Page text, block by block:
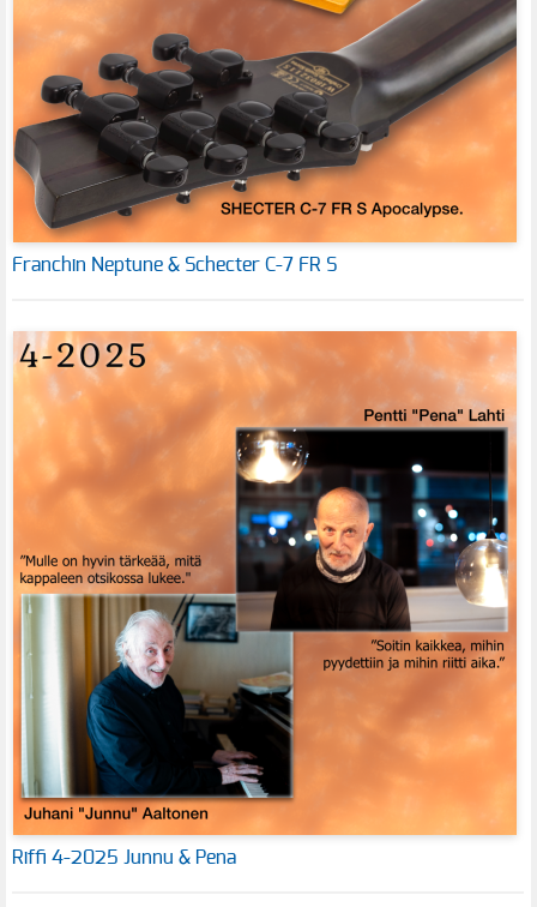
Franchin Neptune & Schecter C-7 FR S
Riffi 4-2025 Junnu & Pena